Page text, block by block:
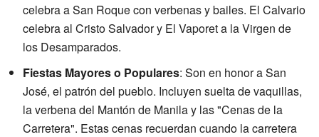
celebra a San Roque con verbenas y bailes. El Calvario
celebra al Cristo Salvador y El Vaporet a la Virgen de
los Desamparados.
Fiestas Mayores o Populares: Son en honor a San
José, el patrón del pueblo. Incluyen suelta de vaquillas,
la verbena del Mantón de Manila y las "Cenas de la
Carretera". Estas cenas recuerdan cuando la carretera